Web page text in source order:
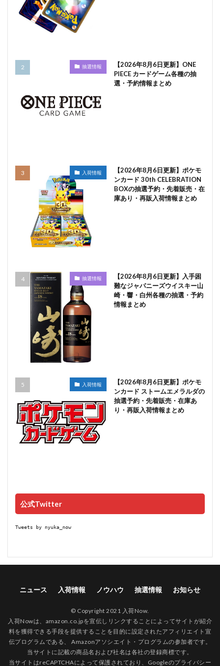
抽選情報
【2026年8月6日更新】ONE
PIECE カードゲーム各種の抽
選・予約情報まとめ
入荷情報
【2026年8月6日更新】ポケモ
ンカード 30th CELEBRATION
BOXの抽選予約・先着販売・在
庫あり・再販入荷情報まとめ
抽選情報
【2026年8月6日更新】入手困
難なジャパニーズウイスキー山
崎・響・白州各種の抽選・予約
情報まとめ
入荷情報
【2026年8月6日更新】ポケモ
ンカード ストームエメラルダの
抽選予約・先着販売・在庫あ
り・再販入荷情報まとめ
公式Twitter
Tweets by nyuka_now
ニュース 入荷情報 ノウハウ 抽選情報 お知らせ
© Copyright 2021 入荷Now.
入荷Nowは、amazon.co.jpを宣伝しリンクすることによってサイトが紹介
料を獲得できる手段を提供することを目的に設定されたアフィリエイト宣
伝プログラムである、 Amazonアソシエイト・プログラムの参加者です。
当サイトに記載の商品名および社名は各社の登録商標です。
当サイトはreCAPTCHAによって保護されており、Googleのプライバシー